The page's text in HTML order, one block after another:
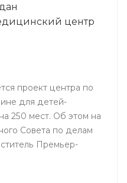
центр
проект центра по
для детей-
250 мест. Об этом на
Совета по делам
Премьер-